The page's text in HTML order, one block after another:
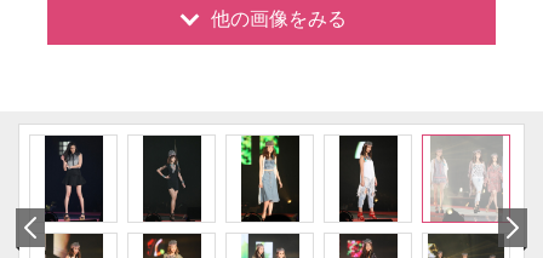
他の画像をみる